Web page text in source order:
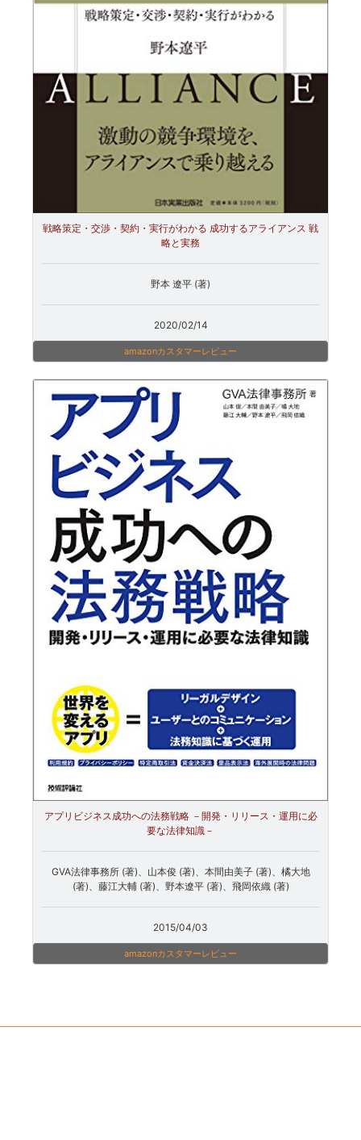
戦略策定・交渉・契約・実行がわかる 成功するアライアンス 戦
略と実務
野本 遼平 (著)
2020/02/14
amazonカスタマーレビュー
アプリビジネス成功への法務戦略 －開発・リリース・運用に必
要な法律知識－
GVA法律事務所 (著)、山本俊 (著)、本間由美子 (著)、橘大地
(著)、藤江大輔 (著)、野本遼平 (著)、飛岡依織 (著)
2015/04/03
amazonカスタマーレビュー